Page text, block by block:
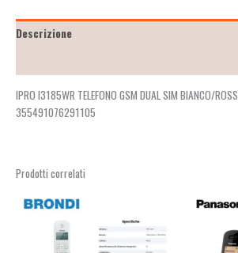
Descrizione
IPRO I3185WR TELEFONO GSM DUAL SIM BIANCO/
355491076291105
Prodotti correlati